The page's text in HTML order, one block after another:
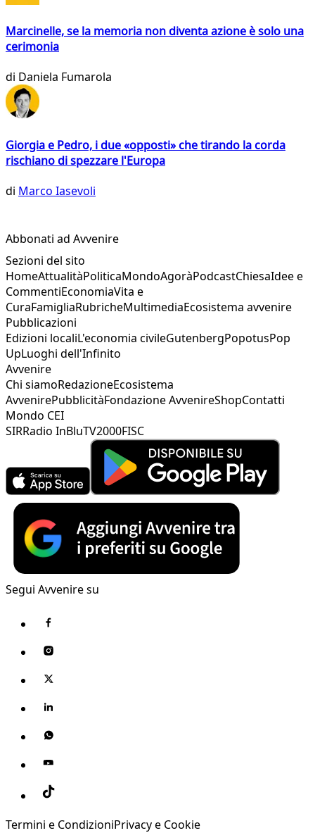
Marcinelle, se la memoria non diventa azione è solo una
cerimonia
di Daniela Fumarola
Giorgia e Pedro, i due «opposti» che tirando la corda
rischiano di spezzare l'Europa
di Marco Iasevoli
Abbonati ad Avvenire
Sezioni del sito
HomeAttualitàPoliticaMondoAgoràPodcastChiesaIdee e
CommentiEconomiaVita e
CuraFamigliaRubricheMultimediaEcosistema avvenire
Pubblicazioni
Edizioni localiL'economia civileGutenbergPopotusPop
UpLuoghi dell'Infinito
Avvenire
Chi siamoRedazioneEcosistema
AvvenirePubblicitàFondazione AvvenireShopContatti
Mondo CEI
SIRRadio InBluTV2000FISC
Segui Avvenire su
Termini e CondizioniPrivacy e Cookie